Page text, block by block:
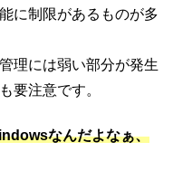
に制限があるものが多
理には弱い部分が発生
要注意です。
なんだよなぁ、